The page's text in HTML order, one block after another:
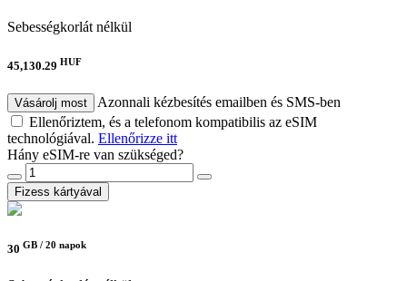
Sebességkorlát nélkül
45,130.29 HUF
Vásárolj most
Azonnali kézbesítés emailben és SMS-ben
Ellenőriztem, és a telefonom kompatibilis az eSIM
technológiával. Ellenőrizze itt
Hány eSIM-re van szükséged?
Fizess kártyával
30 GB / 20 napok